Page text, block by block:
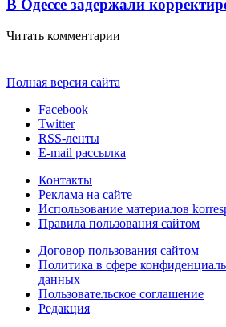
В Одессе задержали
Читать комментарии
Полная версия сайта
Facebook
Twitter
RSS-ленты
E-mail рассылка
Контакты
Реклама на сайте
Использование материалов
Правила пользования сайтом
Договор пользования сайтом
Политика в сфере
данных
Пользовательское соглашение
Редакция